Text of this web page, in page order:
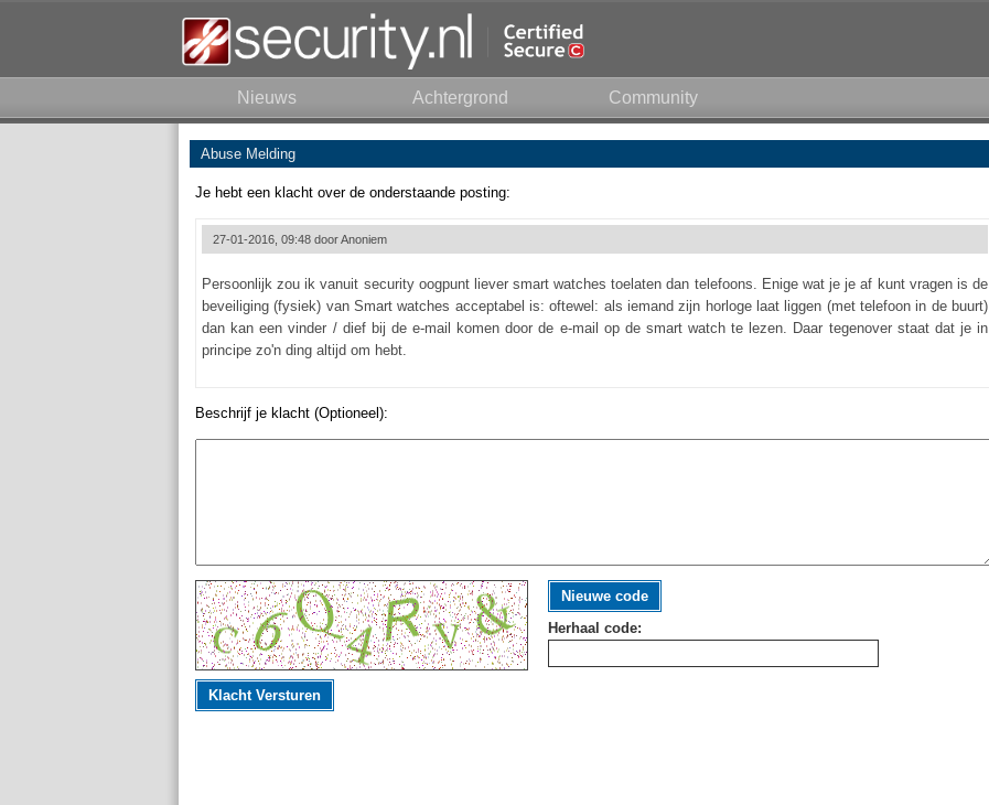
Nieuws Achtergrond Community
Abuse Melding
Je hebt een klacht over de onderstaande posting:
27-01-2016, 09:48 doorAnoniem
Persoonlijk zou ik vanuit security oogpunt liever smart watches toelaten dan telefoons. Enige wat je je af kunt vragen is de
beveiliging (fysiek) van Smart watches acceptabel is: oftewel: als iemand zijn horloge laat liggen (met telefoon in de buurt)
dan kan een vinder / dief bij de e-mail komen door de e-mail op de smart watch te lezen. Daar tegenover staat dat je in
principe zo'n ding altijd om hebt.
Beschrijf je klacht (Optioneel):
Nieuwe code
Herhaal code:
Klacht Versturen